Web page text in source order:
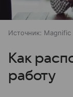
Источник: Magnific
Как
работу